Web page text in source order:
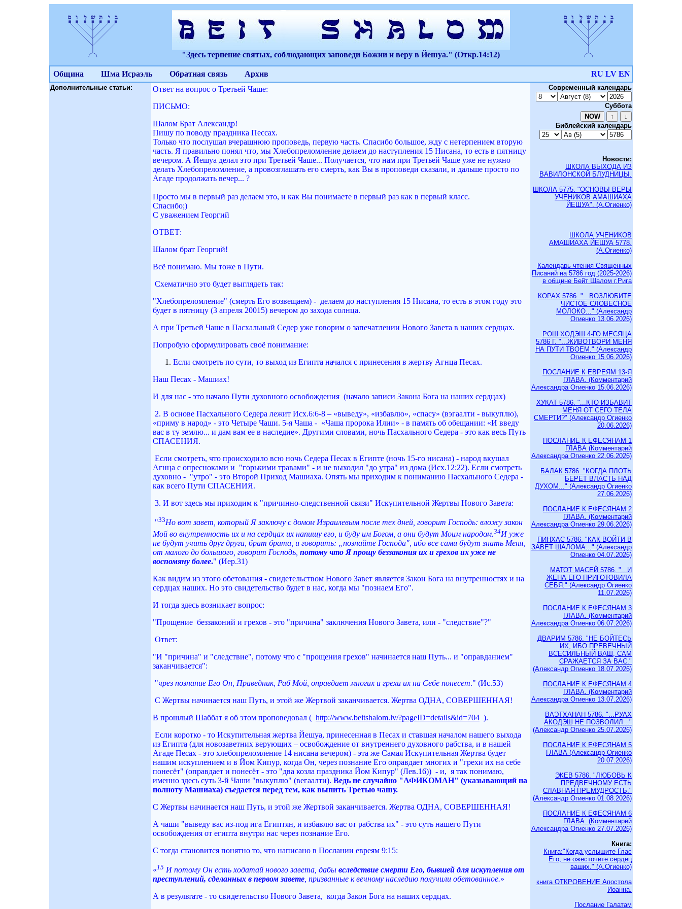
"Здесь терпение святых, соблюдающих заповеди Божии и веру в Йешуа." (Откр.14:12)
Община Шма Исраэль Обратная связь Архив RU LV EN
Дополнительные статьи:
Ответ на вопрос о Третьей Чаше:
ПИСЬМО:
Шалом Брат Александр!
Пишу по поводу праздника Пессах.
Только что послушал вчерашнюю проповедь, первую часть. Спасибо большое, жду с нетерпением вторую
часть. Я правильно понял что, мы Хлебопреломление делаем до наступления 15 Нисана, то есть в пятницу
вечером. А Йешуа делал это при Третьей Чаше... Получается, что нам при Третьей Чаше уже не нужно
делать Хлебопреломление, а провозглашать его смерть, как Вы в проповеди сказали, и дальше просто по
Агаде продолжать вечер... ?
Просто мы в первый раз делаем это, и как Вы понимаете в первый раз как в первый класс.
Спасибо;)
С уважением Георгий
ОТВЕТ:
Шалом брат Георгий!
Всё понимаю. Мы тоже в Пути.
Схематично это будет выглядеть так:
"Хлебопреломление" (смерть Его возвещаем) - делаем до наступления 15 Нисана, то есть в этом году это
будет в пятницу (3 апреля 20015) вечером до захода солнца.
А при Третьей Чаше в Пасхальный Седер уже говорим о запечатлении Нового Завета в наших сердцах.
Попробую сформулировать своё понимание:
Если смотреть по сути, то выход из Египта начался с принесения в жертву Агнца Песах.
Наш Песах - Машиах!
И для нас - это начало Пути духовного освобождения (начало записи Закона Бога на наших сердцах)
2. В основе Пасхального Седера лежит Исх.6:6-8 – «выведу», «избавлю», «спасу» (вэгаалти - выкуплю),
«приму в народ» - это Четыре Чаши. 5-я Чаша - «Чаша пророка Илии» - в память об обещании: «И введу
вас в ту землю... и дам вам ее в наследие». Другими словами, ночь Пасхального Седера - это как весь Путь
СПАСЕНИЯ.
Если смотреть, что происходило всю ночь Седера Песах в Египте (ночь 15-го нисана) - народ вкушал
Агнца с опресноками и "горькими травами" - и не выходил "до утра" из дома (Исх.12:22). Если смотреть
духовно - "утро" - это Второй Приход Машиаха. Опять мы приходим к пониманию Пасхального Седера -
как всего Пути СПАСЕНИЯ.
3. И вот здесь мы приходим к "причинно-следственной связи" Искупительной Жертвы Нового Завета:
"33Но вот завет, который Я заключу с домом Израилевым после тех дней, говорит Господь: вложу закон
Мой во внутренность их и на сердцах их напишу его, и буду им Богом, а они будут Моим народом.34И уже
не будут учить друг друга, брат брата, и говорить: „познайте Господа", ибо все сами будут знать Меня,
от малого до большого, говорит Господь, потому что Я прощу беззакония их и грехов их уже не
воспомяну более." (Иер.31)
Как видим из этого обетования - свидетельством Нового Завет является Закон Бога на внутренностях и на
сердцах наших. Но это свидетельство будет в нас, когда мы "познаем Его".
И тогда здесь возникает вопрос:
"Прощение беззаконий и грехов - это "причина" заключения Нового Завета, или - "следствие"?"
Ответ:
"И "причина" и "следствие", потому что с "прощения грехов" начинается наш Путь... и "оправданием"
заканчивается":
"чрез познание Его Он, Праведник, Раб Мой, оправдает многих и грехи их на Себе понесет." (Ис.53)
С Жертвы начинается наш Путь, и этой же Жертвой заканчивается. Жертва ОДНА, СОВЕРШЕННАЯ!
В прошлый Шаббат я об этом проповедовал ( http://www.beitshalom.lv/?pageID=details&id=704 ).
Если коротко - то Искупительная жертва Йешуа, принесенная в Песах и ставшая началом нашего выхода
из Египта (для новозаветних верующих – освобождение от внутреннего духовного рабства, и в нашей
Агаде Песах - это хлебопреломление 14 нисана вечером) - эта же Самая Искупительная Жертва будет
нашим искуплением и в Йом Кипур, когда Он, через познание Его оправдает многих и "грехи их на себе
понесёт" (оправдает и понесёт - это "два козла праздника Йом Кипур" (Лев.16)) - и, я так понимаю,
именно здесь суть 3-й Чаши "выкуплю" (вегаалти). Ведь не случайно "АФИКОМАН" (указывающий на
полноту Машиаха) съедается перед тем, как выпить Третью чашу.
С Жертвы начинается наш Путь, и этой же Жертвой заканчивается. Жертва ОДНА, СОВЕРШЕННАЯ!
А чаши "выведу вас из-под ига Египтян, и избавлю вас от рабства их" - это суть нашего Пути
освобождения от египта внутри нас через познание Его.
С тогда становится понятно то, что написано в Послании евреям 9:15:
«15 И потому Он есть ходатай нового завета, дабы вследствие смерти Его, бывшей для искупления от
преступлений, сделанных в первом завете , призванные к вечному наследию получили обетованное.»
А в результате - то свидетельство Нового Завета, когда Закон Бога на наших сердцах.
Современный календарь
Суббота
Библейский календарь
Новости:
ШКОЛА ВЫХОДА ИЗ
ВАВИЛОНСКОЙ БЛУДНИЦЫ.
ШКОЛА 5775. "ОСНОВЫ ВЕРЫ
УЧЕНИКОВ АМАШИАХА
ЙЕШУА". (А.Огиенко)
ШКОЛА УЧЕНИКОВ
АМАШИАХА ЙЕШУА 5778.
(А.Огиенко)
Календарь чтения Священных
Писаний на 5786 год (2025-2026)
в общине Бейт Шалом г.Рига
КОРАХ 5786. "...ВОЗЛЮБИТЕ
ЧИСТОЕ СЛОВЕСНОЕ
МОЛОКО..." (Александр
Огиенко 13.06.2026)
РОШ ХОДЭШ 4-ГО МЕСЯЦА
5786 Г. "...ЖИВОТВОРИ МЕНЯ
НА ПУТИ ТВОЕМ." (Александр
Огиенко 15.06.2026)
ПОСЛАНИЕ К ЕВРЕЯМ 13-Я
ГЛАВА. (Комментарий
Александра Огиенко 15.06.2026)
ХУКАТ 5786. "...КТО ИЗБАВИТ
МЕНЯ ОТ СЕГО ТЕЛА
СМЕРТИ?" (Александр Огиенко
20.06.2026)
ПОСЛАНИЕ К ЕФЕСЯНАМ 1
ГЛАВА (Комментарий
Александра Огиенко 22.06.2026)
БАЛАК 5786. "КОГДА ПЛОТЬ
БЕРЕТ ВЛАСТЬ НАД
ДУХОМ..." (Александр Огиенко
27.06.2026)
ПОСЛАНИЕ К ЕФЕСЯНАМ 2
ГЛАВА. (Комментарий
Александра Огиенко 29.06.2026)
ПИНХАС 5786. "КАК ВОЙТИ В
ЗАВЕТ ШАЛОМА..." (Александр
Огиенко 04.07.2026)
МАТОТ МАСЕЙ 5786. "...И
ЖЕНА ЕГО ПРИГОТОВИЛА
СЕБЯ." (Александр Огиенко
11.07.2026)
ПОСЛАНИЕ К ЕФЕСЯНАМ 3
ГЛАВА. (Комментарий
Александра Огиенко 06.07.2026)
ДВАРИМ 5786. "НЕ БОЙТЕСЬ
ИХ, ИБО ПРЕВЕЧНЫЙ
ВСЕСИЛЬНЫЙ ВАШ, САМ
СРАЖАЕТСЯ ЗА ВАС."
(Александр Огиенко 18.07.2026)
ПОСЛАНИЕ К ЕФЕСЯНАМ 4
ГЛАВА. (Комментарий
Александра Огиенко 13.07.2026)
ВАЭТХАНАН 5786. "...РУАХ
АКОДЭШ НЕ ПОЗВОЛИЛ..."
(Александр Огиенко 25.07.2026)
ПОСЛАНИЕ К ЕФЕСЯНАМ 5
ГЛАВА (Александр Огиенко
20.07.2026)
ЭКЕВ 5786. "ЛЮБОВЬ К
ПРЕДВЕЧНОМУ ЕСТЬ
СЛАВНАЯ ПРЕМУДРОСТЬ."
(Александр Огиенко 01.08.2026)
ПОСЛАНИЕ К ЕФЕСЯНАМ 6
ГЛАВА. (Комментарий
Александра Огиенко 27.07.2026)
Книга:
Книга:"Когда услышите Глас
Его, не ожесточите сердец
ваших." (А.Огиенко)
книга ОТКРОВЕНИЕ Апостола
Иоанна.
Послание Галатам